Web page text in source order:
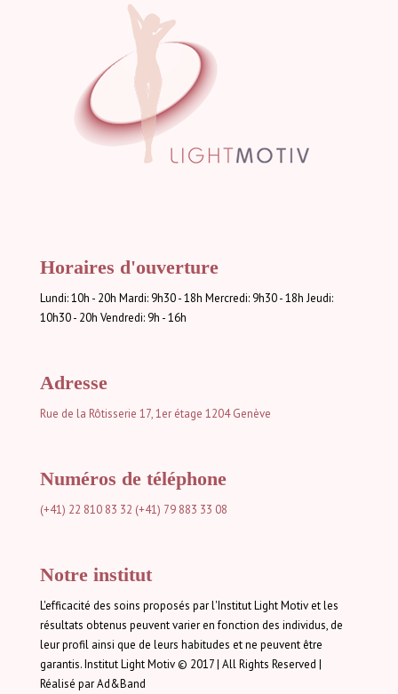
Horaires d'ouverture
Lundi: 10h - 20h Mardi: 9h30 - 18h Mercredi: 9h30 - 18h Jeudi:
10h30 - 20h Vendredi: 9h - 16h
Adresse
Rue de la Rôtisserie 17, 1er étage 1204 Genève
Numéros de téléphone
(+41) 22 810 83 32 (+41) 79 883 33 08
Notre institut
L'efficacité des soins proposés par l'Institut Light Motiv et les
résultats obtenus peuvent varier en fonction des individus, de
leur profil ainsi que de leurs habitudes et ne peuvent être
garantis. Institut Light Motiv © 2017 | All Rights Reserved |
Réalisé par Ad&Band